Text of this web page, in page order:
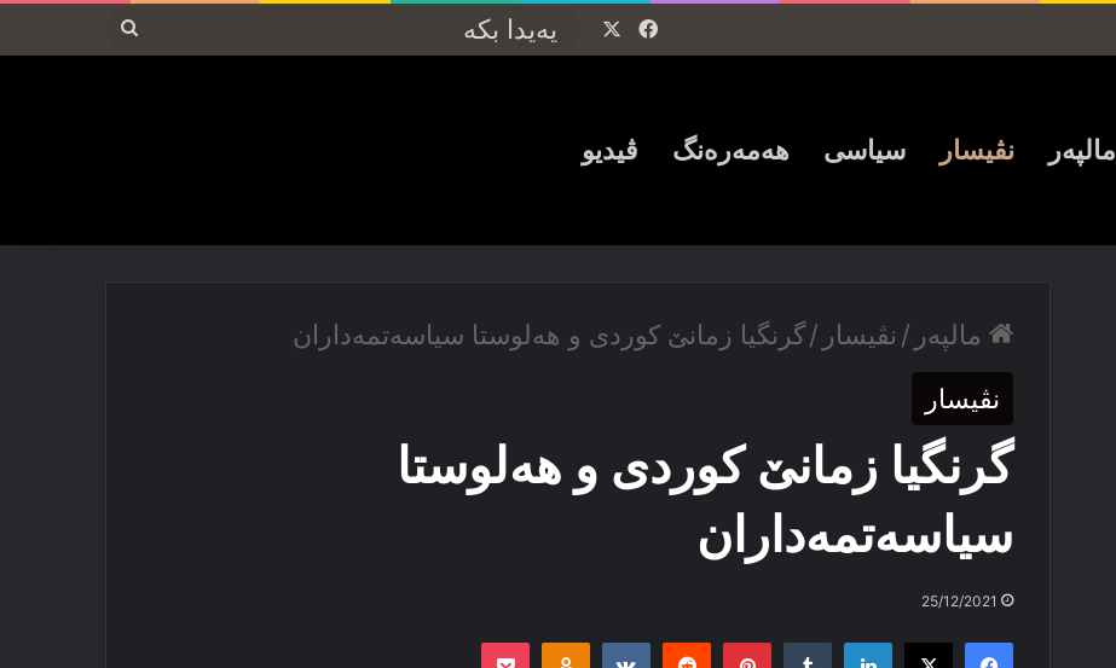
Facebook
پەیدا
مالپەر نڤیسار سیاسی ھەمەرەنگ ڤیدیو
مالپەر / نڤیسار /گرنگیا زمانێ کوردی و هەلوستا سیاسەتمەداران
نڤیسار
گرنگیا زمانێ کوردی و هەلوستا
سیاسەتمەداران
25/12/2021
Facebook
X
LinkedIn
Tumblr
Pinterest
Reddit
VKontakte
Odnoklassniki
Pocket